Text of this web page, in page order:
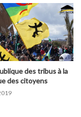
des tribus à la
des citoyens